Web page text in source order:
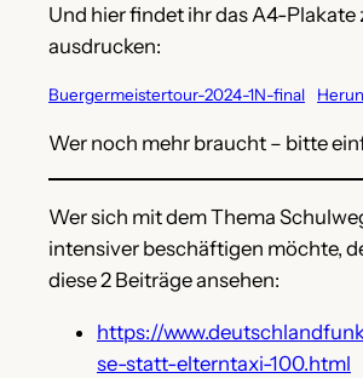
Und hier findet ihr das A4-Plakate
ausdrucken:
Buergermeistertour-2024-1N-final
Wer noch mehr braucht – bitte
Wer sich mit dem Thema
intensiver beschäftigen möchte,
diese 2 Beiträge ansehen:
https://
se-statt-elterntaxi-100.html